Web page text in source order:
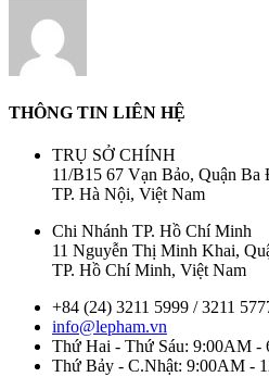
THÔNG TIN LIÊN HỆ
TRỤ SỞ CHÍNH
11/B15 67 Vạn Bảo, Quận Ba
TP. Hà Nội, Việt Nam
Chi Nhánh TP. Hồ Chí Minh
11 Nguyễn Thị Minh Khai,
TP. Hồ Chí Minh, Việt Nam
+84 (24) 3211 5999 / 3211
info@lepham.vn
Thứ Hai - Thứ Sáu: 9:00AM -
Thứ Bảy - C.Nhật: 9:00AM -